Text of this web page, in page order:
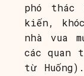
phó thác
kiến,
nhà vua
các quan
từ